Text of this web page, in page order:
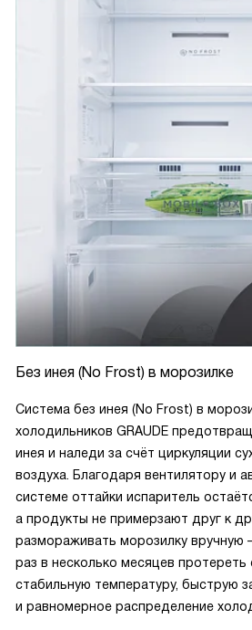
Без инея (No Frost) в морозилке
Система без инея (No Frost) в
холодильников GRAUDE
инея и наледи за счёт циркуляции
воздуха. Благодаря вентилятору и
системе оттайки испаритель
а продукты не примерзают друг к
размораживать морозилку
раз в несколько месяцев протереть
стабильную температуру, быструю
и равномерное распределение